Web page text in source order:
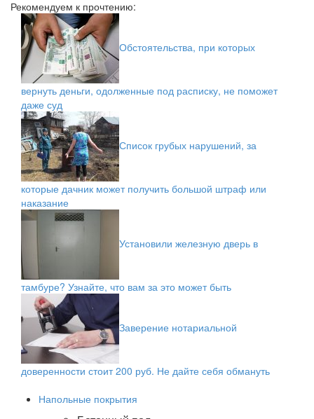
Рекомендуем к прочтению:
Обстоятельства, при которых
вернуть деньги, одолженные под расписку, не поможет
даже суд
Список грубых нарушений, за
которые дачник может получить большой штраф или
наказание
Установили железную дверь в
тамбуре? Узнайте, что вам за это может быть
Заверение нотариальной
доверенности стоит 200 руб. Не дайте себя обмануть
Напольные покрытия